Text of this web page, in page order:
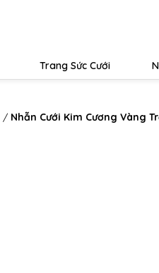
Trang Sức Cưới
/ Nhẫn Cưới Kim Cương Vàng